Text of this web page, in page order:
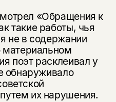
«Обращения к
такие работы, чья
не в содержании
материальном
поэт расклеивал у
обнаруживало
их нарушения.